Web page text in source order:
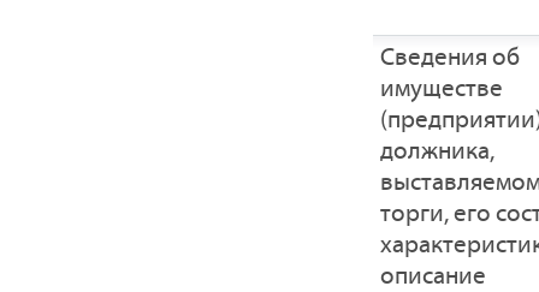
Cведения об
имуществе
должника,
торги, его
описание